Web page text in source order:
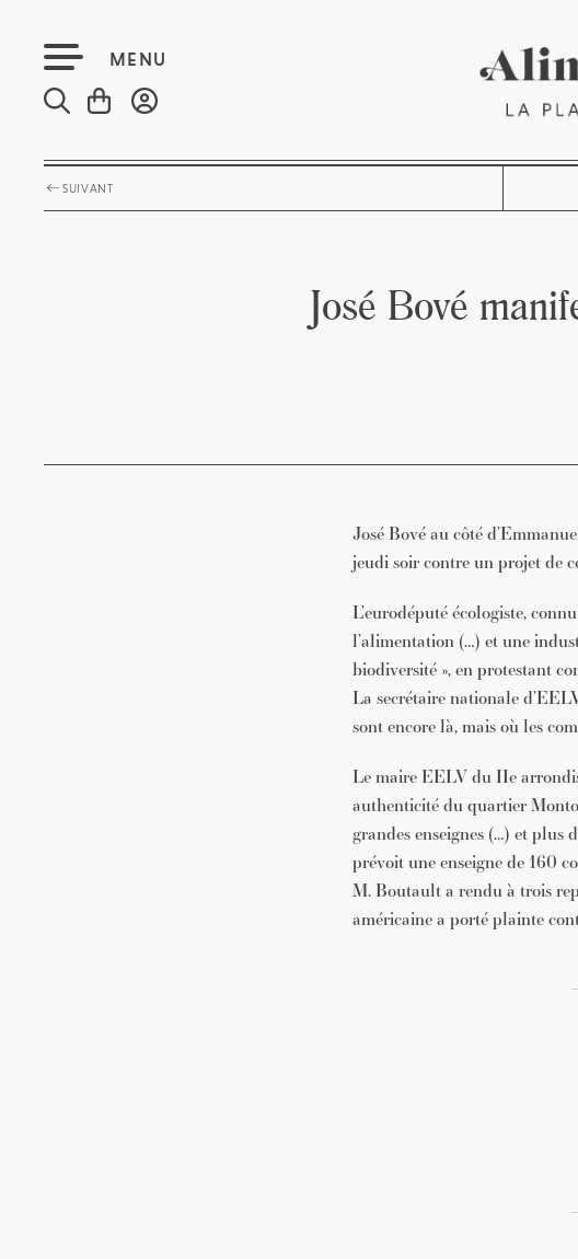
MENU
SUIVANT
José Bové
José Bové au côté
jeudi soir contre un projet de
L’eurodéputé écologiste,
l’alimentation (…) et une
biodiversité », en protestant
La secrétaire nationale
sont encore là, mais où les
Le maire EELV du IIe
authenticité du quartier
grandes enseignes (…) et plus
prévoit une enseigne de 160
M. Boutault a rendu à trois
américaine a porté plainte